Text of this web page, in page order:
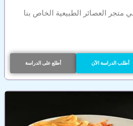
متجر العصائر الطبيعية الخاص بنا
أطلع على الدراسة أطلب الدراسة الآن